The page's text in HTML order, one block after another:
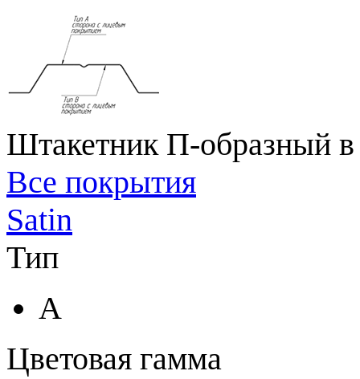
Штакетник П-образный
Все покрытия
Satin
Тип
A
Цветовая гамма